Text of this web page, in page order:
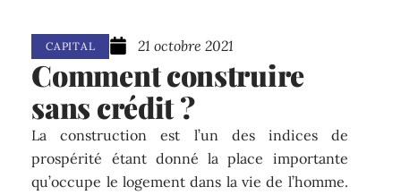
CAPITAL 21 octobre 2021
Comment construire
sans crédit ?
La construction est l’un des indices de
prospérité étant donné la place importante
qu’occupe le logement dans la vie de l’homme.